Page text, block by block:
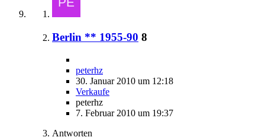
Berlin ** 1955-90 8
peterhz
30. Januar 2010 um 12:18
Verkaufe
peterhz
7. Februar 2010 um 19:37
Antworten